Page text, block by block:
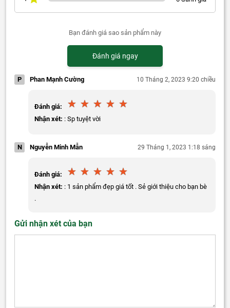
Bạn đánh giá sao sản phẩm này
Đánh giá ngay
P Phan Mạnh Cường 10 Tháng 2, 2023 9:20 chiều
Đánh giá:
Nhận xét: : Sp tuyệt vời
N Nguyễn Minh Mẫn 29 Tháng 1, 2023 1:18 sáng
Đánh giá:
Nhận xét: : 1 sản phẩm đẹp giá tốt . Sẻ giới thiệu cho bạn bè
.
Gửi nhận xét của bạn